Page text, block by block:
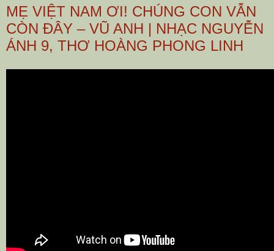
MẸ VIỆT NAM ƠI! CHÚNG CON VẪN
CÒN ĐÂY – VŨ ANH | NHẠC NGUYỄN
ÁNH 9, THƠ HOÀNG PHONG LINH